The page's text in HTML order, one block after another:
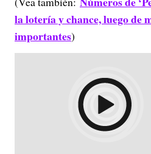
la lotería y chance, luego de
importantes)